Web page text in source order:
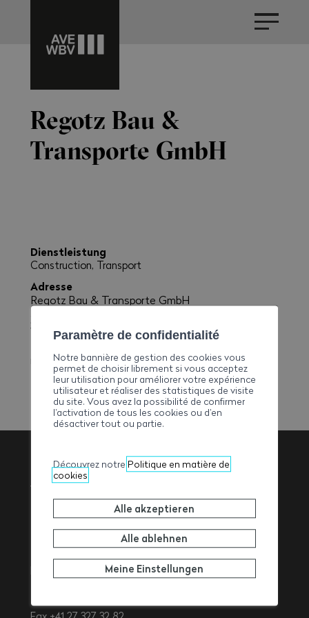
Regotz Bau &
Transporte GmbH
Dienstleistung
Construction, Transport
Adresse
Regotz Bau & Transporte GmbH
3933 Staldenried
regotzbau-transporte@hotmail.com
Walliser
Baumeisterverband
Tel. +41 27 327 32 32
Paramètre de confidentialité
Notre bannière de gestion des cookies vous
permet de choisir librement si vous acceptez
leur utilisation pour améliorer votre expérience
utilisateur et réaliser des statistiques de visite
du site. Vous avez la possibilité de confirmer
l’activation de tous les cookies ou d’en
désactiver tout ou partie.
Découvrez notre Politique en matière de
cookies
Alle akzeptieren
Alle ablehnen
Meine Einstellungen